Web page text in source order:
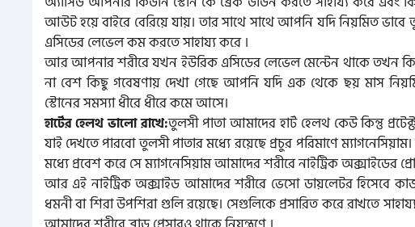
আউট হয়ে বাইরে বেরিয়ে যায়। তার সাথে সাথে আপনি যদি নিয়মিত
এসিডের লেভেল কম করতে সাহায্য করে ।
আর আপনার শরীরে যখন ইউরিক এসিডের লেভেল মেন্টেন থাকে তখন
না বেশ কিছু গবেষণায় দেখা গেছে আপনি যদি এক থেকে ছয় মাস
স্টোনের সমস্যা ধীরে ধীরে কমে আসে।
হার্টের হেলথ ভালো রাখে:তুলসী পাতা আমাদের হার্ট হেলথ কেউ কিন্তু
যাই দেখতে পারবো তুলসী পাতার মধ্যে রয়েছে প্রচুর পরিমাণে
মধ্যে প্রবেশ করে সে ম্যাগনেসিয়াম আমাদের শরীরে নাইট্রিক অক্সাইডের
আর এই নাইট্রিক অক্সাইড আমাদের শরীরে ভেসো ডায়লেটর হিসেবে
ধমনী বা শিরা উপশিরা গুলি রয়েছে। সেগুলিকে প্রসারিত করে রাখতে